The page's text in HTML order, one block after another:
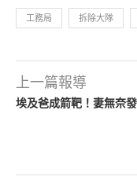
工務局 拆除大隊
上一篇報導
埃及爸成箭靶！妻無奈